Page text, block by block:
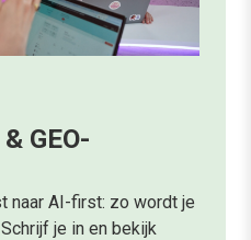
GEO-
naar AI-first: zo wordt je
je in en bekijk